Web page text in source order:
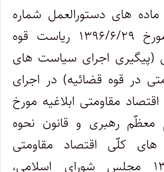
های دستورالعمل شماره
۹۰۰۰/۲۸۵۴/۱۰۰ مورخ ۱۳۹۶/۶/۲۹ ریاست قوه
اجرای سیاست های
در قوه قضائیه) در اجرای
مقاومتی ابلاغیه مورخ
۲۹ مقام معظّم رهبری و قانون نحوه
کلّی اقتصاد مقاومتی
مصوب ۱۳۹۴/۳/۵ مجلس شورای اسلامی،